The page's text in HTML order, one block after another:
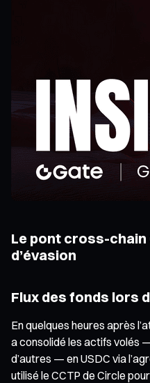
Le pont cross-chain
d’évasion
Flux des fonds lors
En quelques heures après
a consolidé les actifs volés
d’autres — en USDC via
utilisé le CCTP de Circle